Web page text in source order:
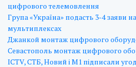
цифрового телемовлення
Група «Україна» подасть 3-4 заяви
мультиплексах
Джанкой монтаж цифрового
Севастополь монтаж цифрового
ICTV, СТБ, Новий і М1 підписали